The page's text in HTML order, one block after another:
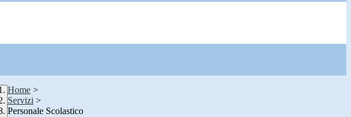
Home >
Servizi >
Personale Scolastico